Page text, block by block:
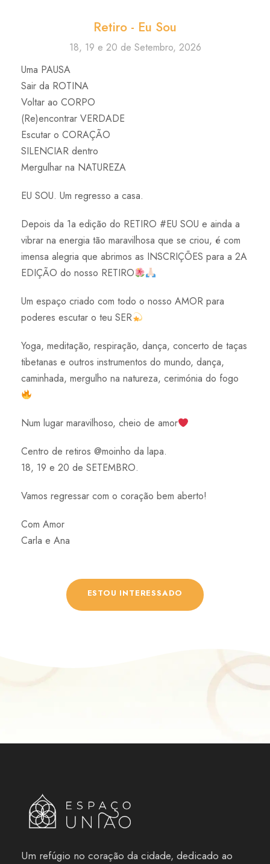
Retiro - Eu Sou
18, 19 e 20 de Setembro, 2026
Uma PAUSA
Sair da ROTINA
Voltar ao CORPO
(Re)encontrar VERDADE
Escutar o CORAÇÃO
SILENCIAR dentro
Mergulhar na NATUREZA
EU SOU. Um regresso a casa.
Depois da 1a edição do RETIRO #EU SOU e ainda a
vibrar na energia tão maravilhosa que se criou, é com
imensa alegria que abrimos as INSCRIÇÕES para a 2A
EDIÇÃO do nosso RETIRO
Um espaço criado com todo o nosso AMOR para
poderes escutar o teu SER
Yoga, meditação, respiração, dança, concerto de taças
tibetanas e outros instrumentos do mundo, dança,
caminhada, mergulho na natureza, cerimónia do fogo
Num lugar maravilhoso, cheio de amor
Centro de retiros @moinho da lapa.
18, 19 e 20 de SETEMBRO.
Vamos regressar com o coração bem aberto!
Com Amor
Carla e Ana
ESTOU INTERESSADO
Um refúgio no coração da cidade, dedicado ao